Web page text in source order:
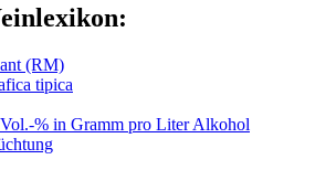
(RM)
tipica
% in Gramm pro Liter Alkohol